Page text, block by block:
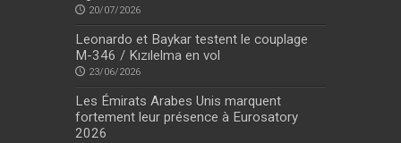
20/07/2026
Leonardo et Baykar testent le couplage
M-346 / Kızılelma en vol
23/06/2026
Les Émirats Arabes Unis marquent
fortement leur présence à Eurosatory
2026